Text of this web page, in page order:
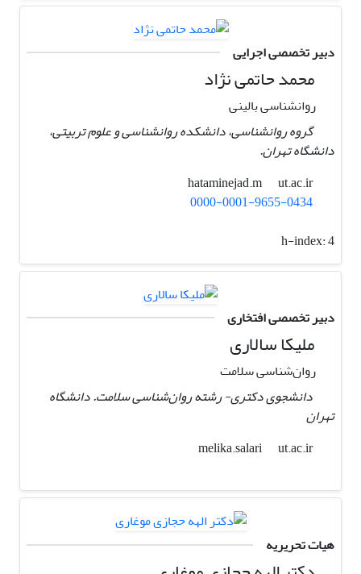
دبیر تخصصی اجرایی
محمد حاتمی نژاد
روانشناسی بالینی
گروه روانشناسی، دانشکده روانشناسی و علوم تربیتی،
دانشگاه تهران.
hataminejad.m
ut.ac.ir
0000-0001-9655-0434
h-index:4
دبیر تخصصی افتخاری
ملیکا سالاری
روان‌شناسی سلامت
دانشجوی دکتری- رشته روان‌شناسی سلامت. دانشگاه
تهران
melika.salari
ut.ac.ir
هیات تحریریه